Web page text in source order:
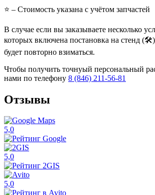
⭐ – Стоимость указана с учётом запчастей
В случае если вы заказываете несколько
которых включена постановка на стенд
будет повторно взиматься.
Чтобы получить точнуый персональный
нами по телефону 8 (846) 211-56-81
Отзывы
5,0
5,0
5,0